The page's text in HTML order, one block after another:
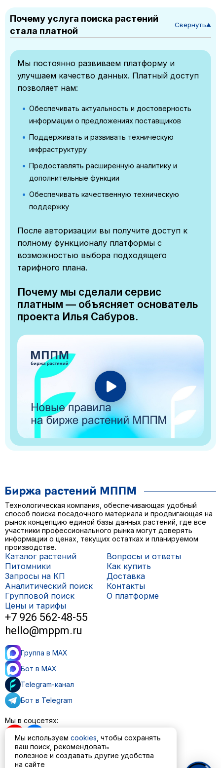
Почему услуга поиска растений
стала платной
Свернуть▼
Мы постоянно развиваем платформу и
улучшаем качество данных. Платный доступ
позволяет нам:
Обеспечивать актуальность и достоверность
информации о предложениях поставщиков
Поддерживать и развивать техническую
инфраструктуру
Предоставлять расширенную аналитику и
дополнительные функции
Обеспечивать качественную техническую
поддержку
После авторизации вы получите доступ к
полному функционалу платформы с
возможностью выбора подходящего
тарифного плана.
Почему мы сделали сервис
платным — объясняет основатель
проекта Илья Сабуров.
Технологическая компания, обеспечивающая удобный
способ поиска посадочного материала и продвигающая на
рынок концепцию единой базы данных растений, где все
участники профессионального рынка могут доверять
информации о ценах, текущих остатках и планируемом
производстве.
Каталог растений
Питомники
Запросы на КП
Аналитический поиск
Групповой поиск
Цены и тарифы
Вопросы и ответы
Как купить
Доставка
Контакты
О платформе
+7 926 562-48-55
hello@mppm.ru
Группа в MAX
Бот в MAX
Telegram-канал
Бот в Telegram
Мы в соцсетях:
Пользовательское соглашение
Мы используем cookies , чтобы сохранять
ваш поиск, рекомендовать
полезное и создавать другие удобства
на сайте